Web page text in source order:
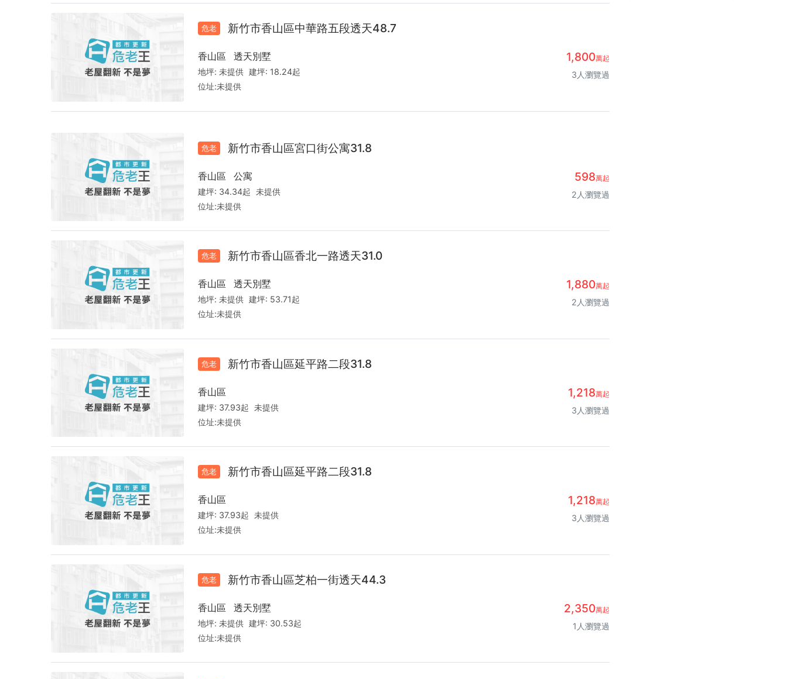
危老 新竹市香山區中華路五段透天48.7
1,800萬起
3人瀏覽過
香山區 透天別墅
地坪:未提供 建坪: 18.24起
位址:未提供
危老 新竹市香山區宮口街公寓31.8
598萬起
2人瀏覽過
香山區 公寓
建坪: 34.34起 未提供
位址:未提供
危老 新竹市香山區香北一路透天31.0
1,880萬起
2人瀏覽過
香山區 透天別墅
地坪:未提供 建坪: 53.71起
位址:未提供
危老 新竹市香山區延平路二段31.8
1,218萬起
3人瀏覽過
香山區
建坪: 37.93起 未提供
位址:未提供
危老 新竹市香山區延平路二段31.8
1,218萬起
3人瀏覽過
香山區
建坪: 37.93起 未提供
位址:未提供
危老 新竹市香山區芝柏一街透天44.3
2,350萬起
1人瀏覽過
香山區 透天別墅
地坪:未提供 建坪: 30.53起
位址:未提供